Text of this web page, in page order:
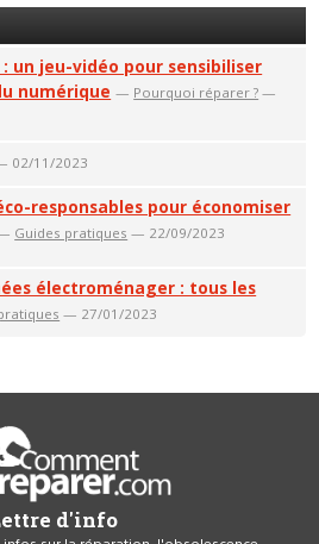
: un jeu-vidéo pour sensibiliser
numérique — Pourquoi réparer ? —
02/11/2023
responsables pour économiser
Guides pratiques — 22/09/2023
électroménager : tous les
— 27/01/2023
d'info